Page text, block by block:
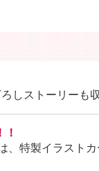
しストーリーも
特製イラストカ